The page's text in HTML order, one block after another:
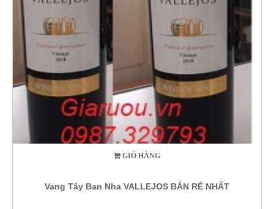
GIỎ HÀNG
Vang Tây Ban Nha VALLEJOS BÁN RẺ NHẤT